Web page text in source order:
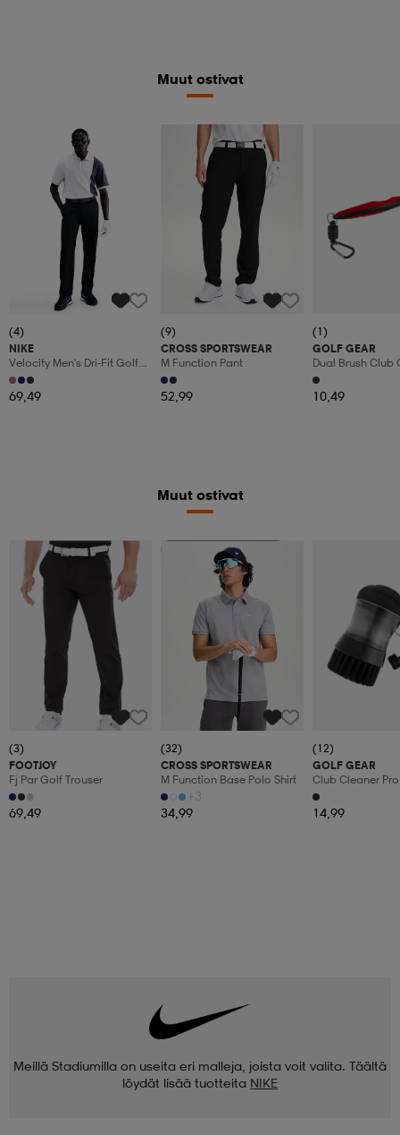
Muut ostivat
(4)
NIKE
Velocity Men's Dri-Fit Golf
Pants
69,49
(9)
CROSS SPORTSWEAR
M Function Pant
52,99
(1)
GOLF GEAR
Dual Brush Club
10,49
Muut ostivat
(3)
FOOTJOY
Fj Par Golf Trouser
69,49
Valitse 2, maksa 52,99€
(32)
CROSS SPORTSWEAR
M Function Base Polo Shirt
+3
34,99
(12)
GOLF GEAR
Club Cleaner Pro
14,99
Meillä Stadiumilla on useita eri malleja, joista voit valita. Täältä
löydät lisää tuotteita NIKE